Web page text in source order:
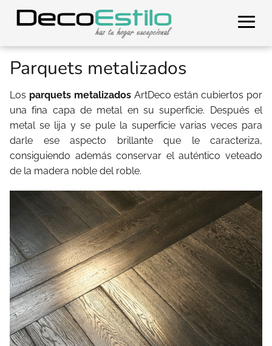
Parquets metalizados
Los parquets metalizadosArtDeco están cubiertos por
una fina capa de metal en su superficie. Después el
metal se lija y se pule la superficie varias veces para
darle ese aspecto brillante que le caracteriza,
consiguiendo además conservar el auténtico veteado
de la madera noble del roble.